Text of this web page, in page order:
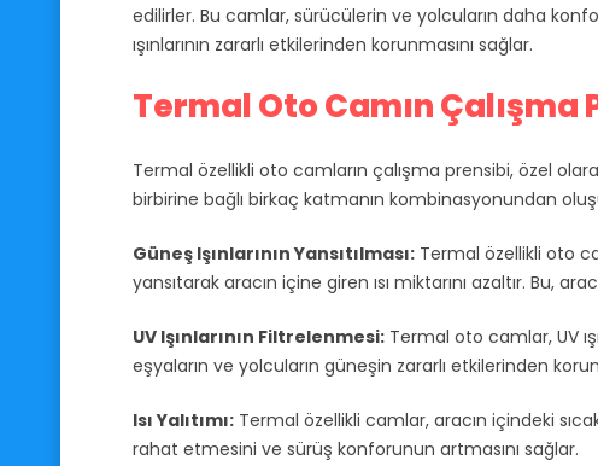
edilirler. Bu camlar, sürücülerin ve yolcuların daha
ışınlarının zararlı etkilerinden korunmasını sağlar.
Termal Oto Camın Çalışma
Termal özellikli oto camların çalışma prensibi, özel
birbirine bağlı birkaç katmanın kombinasyonundan
Güneş Işınlarının Yansıtılması: Termal özellikli oto
yansıtarak aracın içine giren ısı miktarını azaltır. Bu,
UV Işınlarının Filtrelenmesi: Termal oto camlar, UV
eşyaların ve yolcuların güneşin zararlı etkilerinden
Isı Yalıtımı: Termal özellikli camlar, aracın içindeki
rahat etmesini ve sürüş konforunun artmasını sağlar.